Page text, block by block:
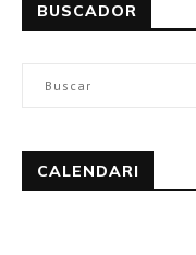
BUSCADOR
CALENDARI